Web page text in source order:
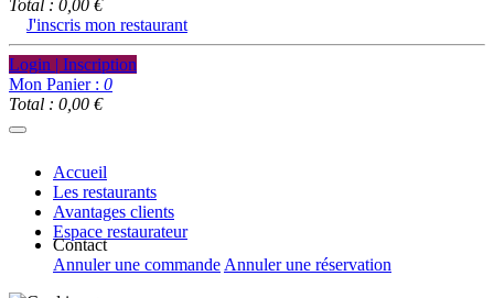
Total : 0,00 €
J'inscris mon restaurant
Login | Inscription
Mon Panier : 0
Total : 0,00 €
Accueil
Les restaurants
Avantages clients
Espace restaurateur
Contact
Annuler une commande Annuler une réservation